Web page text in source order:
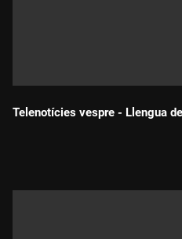
Telenotícies vespre - Llengua